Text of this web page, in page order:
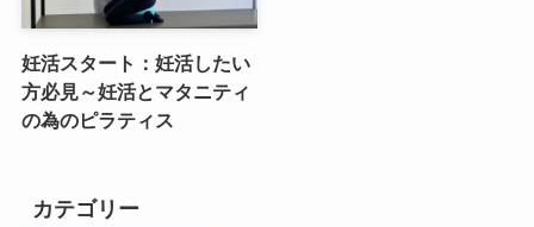
妊活スタート：妊活したい
方必見～妊活とマタニティ
の為のピラティス
カテゴリー